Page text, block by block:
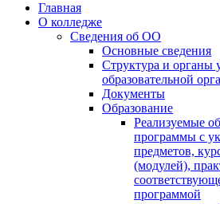
Главная
О колледже
Сведения об ОО
Основные сведения
Структура и органы
образовательной
Документы
Образование
Реализуемые
программы с
предметов,
(модулей),
программой